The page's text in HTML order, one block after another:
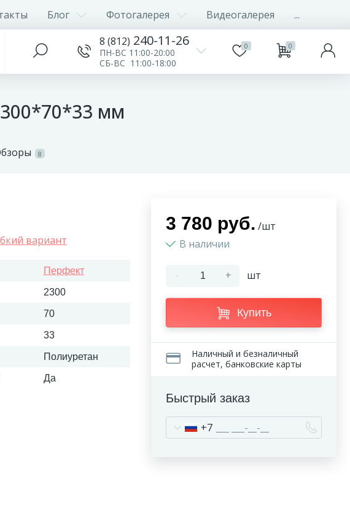
Блог Фотогалерея Видеогалерея ...
8 (812) 240-11-26
ПН-ВС 11:00-20:00
СБ-ВС 11:00-18:00
0 0
мм
8
вариант
Перфект
2300
70
33
Полиуретан
Да
3 780 руб. /шт
В наличии
- + шт
Купить
Наличный и безналичный
расчет, банковские карты
Быстрый заказ
+7